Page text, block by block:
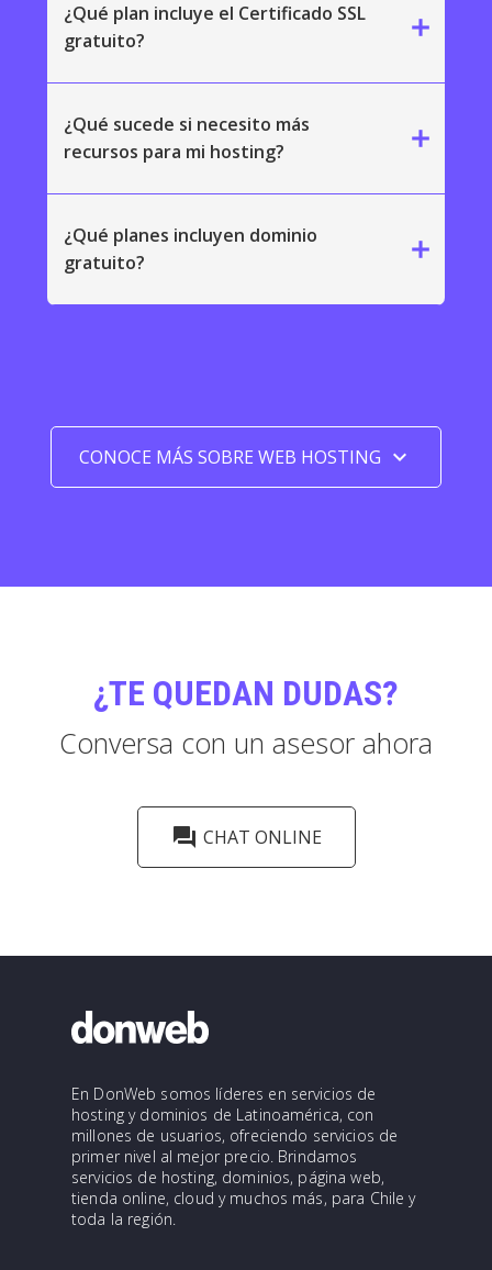
¿Qué plan incluye el Certificado SSL
gratuito?
add
¿Qué sucede si necesito más
recursos para mi hosting?
add
¿Qué planes incluyen dominio
gratuito?
add
CONOCE MÁS SOBRE WEB HOSTING keyboard_arrow_down
¿TE QUEDAN DUDAS?
Conversa con un asesor ahora
forum CHAT ONLINE
En DonWeb somos líderes en servicios de
hosting y dominios de Latinoamérica, con
millones de usuarios, ofreciendo servicios de
primer nivel al mejor precio. Brindamos
servicios de hosting, dominios, página web,
tienda online, cloud y muchos más, para Chile y
toda la región.